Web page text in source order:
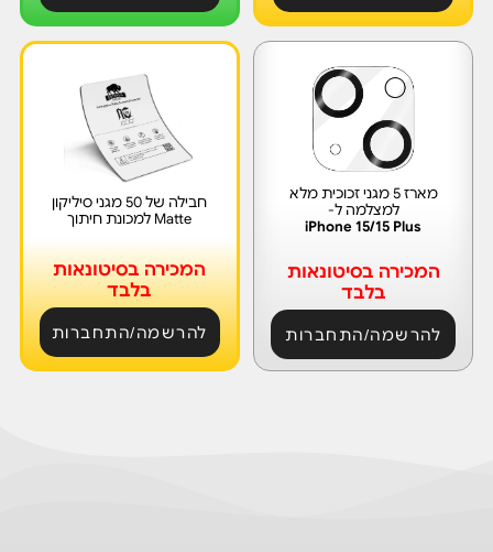
מארז 5 מגני זכוכית מלא
למצלמה ל-
iPhone 15/15 Plus
המכירה בסיטונאות
בלבד
להרשמה/התחברות
חבילה של 50 מגני סיליקון
Matte למכונת חיתוך
המכירה בסיטונאות
בלבד
להרשמה/התחברות